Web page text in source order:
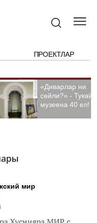
ПРОЕКТЛАР
«Диварлар ни
сөйли?» - Тукай
музеена 40 ел!
мир